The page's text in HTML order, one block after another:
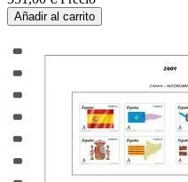
Añadir al carrito